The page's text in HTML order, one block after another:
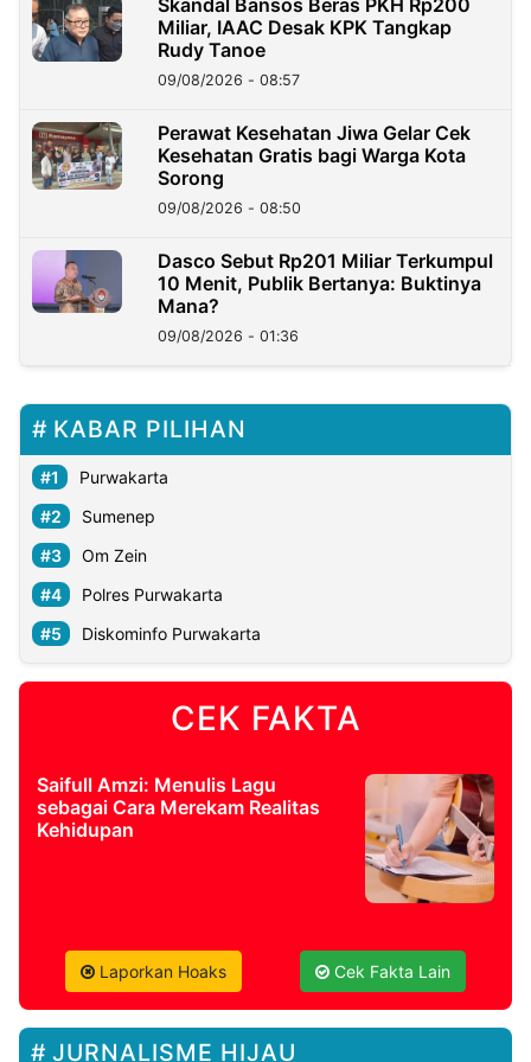
Skandal Bansos Beras PKH Rp200
Miliar, IAAC Desak KPK Tangkap
Rudy Tanoe
09/08/2026 - 08:57
Perawat Kesehatan Jiwa Gelar Cek
Kesehatan Gratis bagi Warga Kota
Sorong
09/08/2026 - 08:50
Dasco Sebut Rp201 Miliar Terkumpul
10 Menit, Publik Bertanya: Buktinya
Mana?
09/08/2026 - 01:36
KABAR PILIHAN
Purwakarta
Sumenep
Om Zein
Polres Purwakarta
Diskominfo Purwakarta
CEK FAKTA
Saifull Amzi: Menulis Lagu
sebagai Cara Merekam Realitas
Kehidupan
Laporkan Hoaks Cek Fakta Lain
JURNALISME HIJAU